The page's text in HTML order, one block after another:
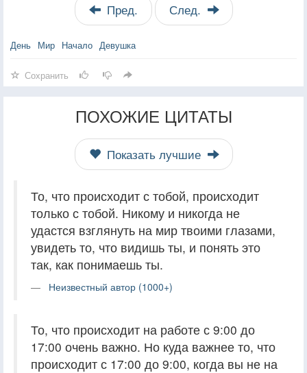
Пред. След.
День Мир Начало Девушка
Сохранить
ПОХОЖИЕ ЦИТАТЫ
Показать лучшие
То, что происходит с тобой, происходит
только с тобой. Никому и никогда не
удастся взглянуть на мир твоими глазами,
увидеть то, что видишь ты, и понять это
так, как понимаешь ты.
Неизвестный автор (1000+)
То, что происходит на работе с 9:00 до
17:00 очень важно. Но куда важнее то, что
происходит с 17:00 до 9:00, когда вы не на